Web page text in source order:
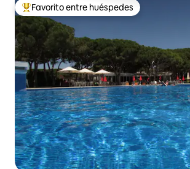
De los mejores en Favorito entre huéspedes
Favorito entre huéspedes